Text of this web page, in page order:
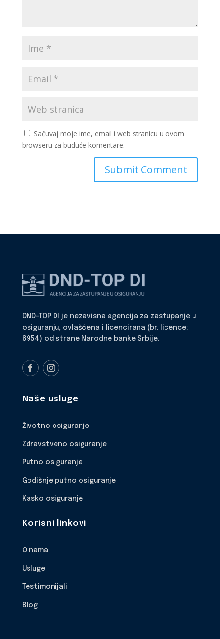
Sačuvaj moje ime, email i web stranicu u ovom
browseru za buduće komentare.
DND-TOP DI je nezavisna agencija za zastupanje u
osiguranju, ovlašćena i licencirana (br. licence:
8954) od strane Narodne banke Srbije.
Naše usluge
Životno osiguranje
Zdravstveno osiguranje
Putno osiguranje
Godišnje putno osiguranje
Kasko osiguranje
Korisni linkovi
O nama
Usluge
Testimonijali
Blog